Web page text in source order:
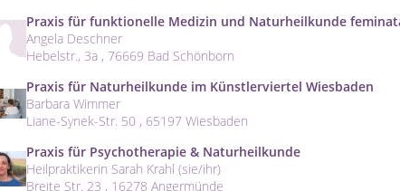
Praxis für funktionelle Medizin und Naturheilkunde
Angela Deschner
Hebelstr., 3a , 76669 Bad Schönborn
Praxis für Naturheilkunde im Künstlerviertel Wiesbaden
Barbara Wimmer
Liane-Synek-Str. 50 , 65197 Wiesbaden
Praxis für Psychotherapie & Naturheilkunde
Heilpraktikerin Sarah Krahl (sie/ihr)
Breite Str. 23 , 16278 Angermünde